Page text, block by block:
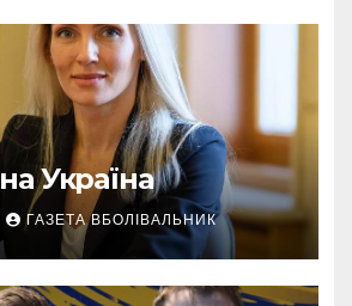
Україна
ГАЗЕТА ВБОЛІВАЛЬНИК